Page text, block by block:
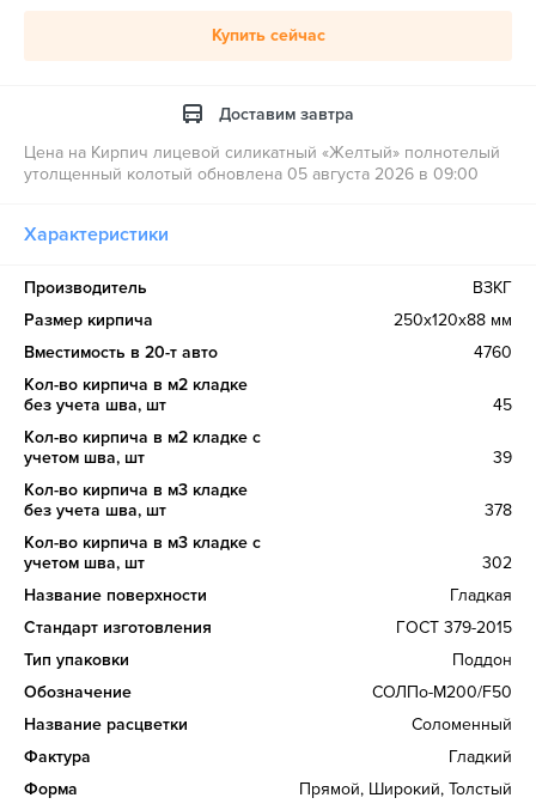
Купить сейчас
Доставим завтра
Цена на Кирпич лицевой силикатный «Желтый» полнотелый
утолщенный колотый обновлена 05 августа 2026 в 09:00
Характеристики
Производитель
ВЗКГ
Размер кирпича
250х120х88 мм
Вместимость в 20-т авто
4760
Кол-во кирпича в м2 кладке
без учета шва, шт
45
Кол-во кирпича в м2 кладке с
учетом шва, шт
39
Кол-во кирпича в м3 кладке
без учета шва, шт
378
Кол-во кирпича в м3 кладке с
учетом шва, шт
302
Название поверхности
Гладкая
Стандарт изготовления
ГОСТ 379-2015
Тип упаковки
Поддон
Обозначение
СОЛПо-М200/F50
Название расцветки
Соломенный
Фактура
Гладкий
Форма
Прямой, Широкий, Толстый